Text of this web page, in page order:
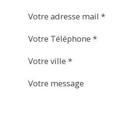
Votre adresse mail *
Votre Téléphone *
Votre ville *
Votre message